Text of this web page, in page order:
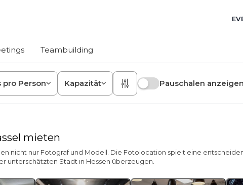
Teambuilding
pro Person Kapazität Pauschalen anzeigen
mieten
nicht nur Fotograf und Modell. Die Fotolocation spielt eine
unterschätzten Stadt in Hessen überzeugen.